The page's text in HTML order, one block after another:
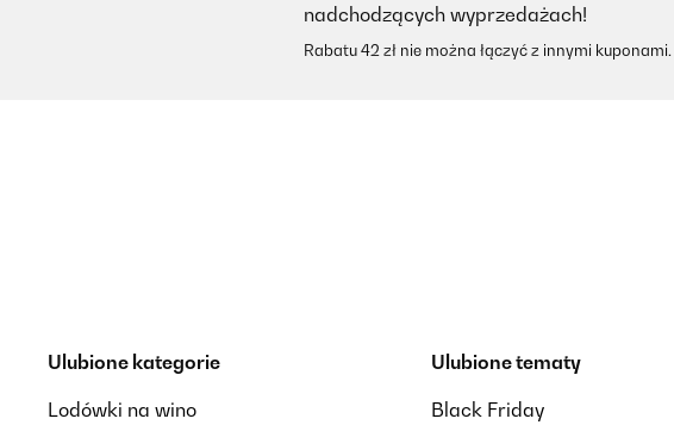
nadchodzących wyprzedażach!
Rabatu 42 zł nie można łączyć z innymi
Ulubione kategorie
Lodówki na wino
Ulubione tematy
Black Friday